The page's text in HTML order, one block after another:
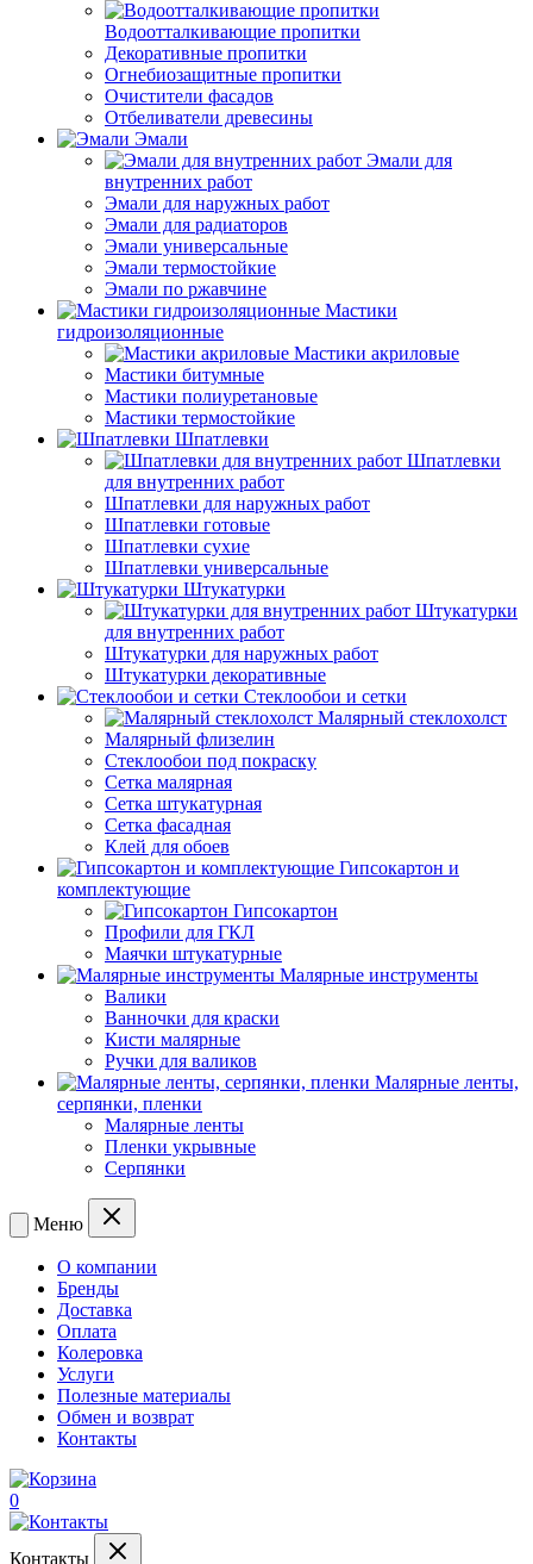
Водоотталкивающие пропитки
Декоративные пропитки
Огнебиозащитные пропитки
Очистители фасадов
Отбеливатели древесины
Эмали
Эмали для
внутренних работ
Эмали для наружных работ
Эмали для радиаторов
Эмали универсальные
Эмали термостойкие
Эмали по ржавчине
Мастики
гидроизоляционные
Мастики акриловые
Мастики битумные
Мастики полиуретановые
Мастики термостойкие
Шпатлевки
Шпатлевки
для внутренних работ
Шпатлевки для наружных работ
Шпатлевки готовые
Шпатлевки сухие
Шпатлевки универсальные
Штукатурки
Штукатурки
для внутренних работ
Штукатурки для наружных работ
Штукатурки декоративные
Стеклообои и сетки
Малярный стеклохолст
Малярный флизелин
Стеклообои под покраску
Сетка малярная
Сетка штукатурная
Сетка фасадная
Клей для обоев
Гипсокартон и
комплектующие
Гипсокартон
Профили для ГКЛ
Маячки штукатурные
Малярные инструменты
Валики
Ванночки для краски
Кисти малярные
Ручки для валиков
Малярные ленты,
серпянки, пленки
Малярные ленты
Пленки укрывные
Серпянки
Меню
О компании
Бренды
Доставка
Оплата
Колеровка
Услуги
Полезные материалы
Обмен и возврат
Контакты
0
Контакты